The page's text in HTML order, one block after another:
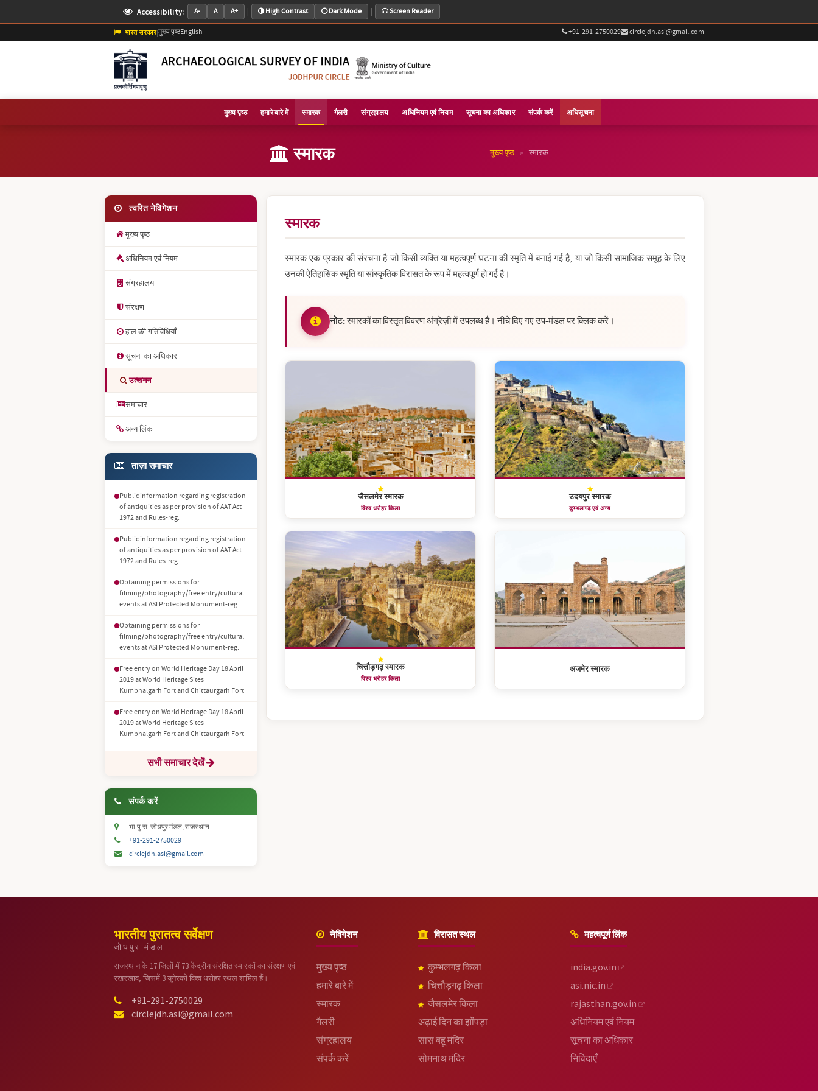
Accessibility: A- A A+ | High Contrast Dark Mode | Screen Reader
भारत सरकार|मुख्य पृष्ठEnglish +91-291-2750029 circlejdh.asi@gmail.com
मुख्य पृष्ठ हमारे बारे में स्मारक गैलरी संग्रहालय अधिनियम एवं नियम सूचना का अधिकार संपर्क करें अधिसूचना
स्मारक मुख्य पृष्ठ » स्मारक
त्वरित नेविगेशन
मुख्य पृष्ठ
अधिनियम एवं नियम
संग्रहालय
संरक्षण
हाल की गतिविधियाँ
सूचना का अधिकार
उत्खनन
समाचार
अन्य लिंक
ताज़ा समाचार
Public information regarding registration
of antiquities as per provision of AAT Act
1972 and Rules-reg.
Public information regarding registration
of antiquities as per provision of AAT Act
1972 and Rules-reg.
Obtaining permissions for
filming/photography/free entry/cultural
events at ASI Protected Monument-reg.
Obtaining permissions for
filming/photography/free entry/cultural
events at ASI Protected Monument-reg.
Free entry on World Heritage Day 18 April
2019 at World Heritage Sites
Kumbhalgarh Fort and Chittaurgarh Fort
Free entry on World Heritage Day 18 April
2019 at World Heritage Sites
Kumbhalgarh Fort and Chittaurgarh Fort
सभी समाचार देखें
संपर्क करें
भा.पु.स. जोधपुर मंडल, राजस्थान
+91-291-2750029
circlejdh.asi@gmail.com
स्मारक
स्मारक एक प्रकार की संरचना है जो किसी व्यक्ति या महत्वपूर्ण घटना की स्मृति में बनाई गई है, या जो किसी सामाजिक समूह के लिए
उनकी ऐतिहासिक स्मृति या सांस्कृतिक विरासत के रूप में महत्वपूर्ण हो गई है।
नोट:स्मारकों का विस्तृत विवरण अंग्रेज़ी में उपलब्ध है। नीचे दिए गए उप-मंडल पर क्लिक करें।
जैसलमेर स्मारक
विश्व धरोहर किला
उदयपुर स्मारक
कुम्भलगढ़ एवं अन्य
चित्तौड़गढ़ स्मारक
विश्व धरोहर किला
अजमेर स्मारक
भारतीय पुरातत्व सर्वेक्षण
जोधपुर मंडल
राजस्थान के 17 जिलों में 73 केंद्रीय संरक्षित स्मारकों का संरक्षण एवं
रखरखाव, जिसमें 3 यूनेस्को विश्व धरोहर स्थल शामिल हैं।
+91-291-2750029
circlejdh.asi@gmail.com
नेविगेशन
मुख्य पृष्ठ
हमारे बारे में
स्मारक
गैलरी
संग्रहालय
संपर्क करें
विरासत स्थल
कुम्भलगढ़ किला
चित्तौड़गढ़ किला
जैसलमेर किला
अढ़ाई दिन का झोंपड़ा
सास बहू मंदिर
सोमनाथ मंदिर
महत्वपूर्ण लिंक
india.gov.in
asi.nic.in
rajasthan.gov.in
अधिनियम एवं नियम
सूचना का अधिकार
निविदाएँ